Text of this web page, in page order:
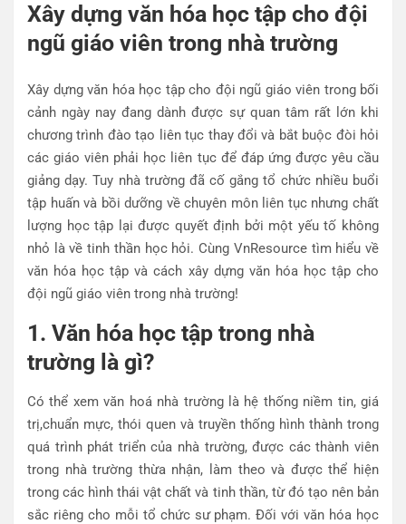
Xây dựng văn hóa học tập cho đội
ngũ giáo viên trong nhà trường
Xây dựng văn hóa học tập cho đội ngũ giáo viên trong bối
cảnh ngày nay đang dành được sự quan tâm rất lớn khi
chương trình đào tạo liên tục thay đổi và bắt buộc đòi hỏi
các giáo viên phải học liên tục để đáp ứng được yêu cầu
giảng dạy. Tuy nhà trường đã cố gắng tổ chức nhiều buổi
tập huấn và bồi dưỡng về chuyên môn liên tục nhưng chất
lượng học tập lại được quyết định bởi một yếu tố không
nhỏ là về tinh thần học hỏi. Cùng VnResource tìm hiểu về
văn hóa học tập và cách xây dựng văn hóa học tập cho
đội ngũ giáo viên trong nhà trường!
1. Văn hóa học tập trong nhà
trường là gì?
Có thể xem văn hoá nhà trường là hệ thống niềm tin, giá
trị,chuẩn mực, thói quen và truyền thống hình thành trong
quá trình phát triển của nhà trường, được các thành viên
trong nhà trường thừa nhận, làm theo và được thể hiện
trong các hình thái vật chất và tinh thần, từ đó tạo nên bản
sắc riêng cho mỗi tổ chức sư phạm. Đối với văn hóa học